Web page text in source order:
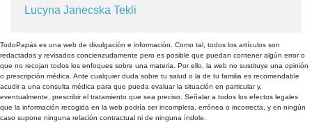
Lucyna Janecska Tekli
TodoPapás es una web de divulgación e información. Como tal, todos los artículos son
redactados y revisados concienzudamente pero es posible que puedan contener algún error o
que no recojan todos los enfoques sobre una materia. Por ello, la web no sustituye una opinión
o prescripción médica. Ante cualquier duda sobre tu salud o la de tu familia es recomendable
acudir a una consulta médica para que pueda evaluar la situación en particular y,
eventualmente, prescribir el tratamiento que sea preciso. Señalar a todos los efectos legales
que la información recogida en la web podría ser incompleta, errónea o incorrecta, y en ningún
caso supone ninguna relación contractual ni de ninguna índole.